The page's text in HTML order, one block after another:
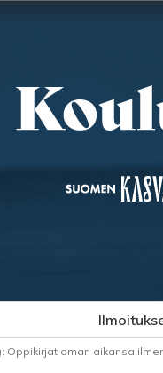
Oppikirjat oman aikansa